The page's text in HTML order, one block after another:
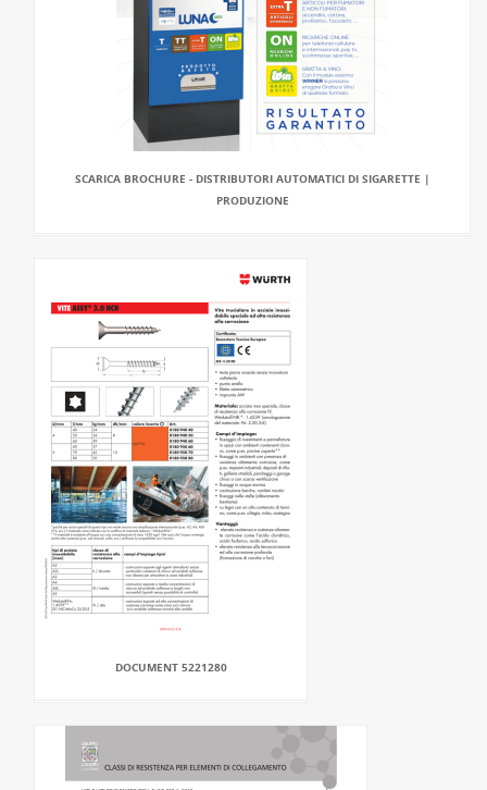
SCARICA BROCHURE - DISTRIBUTORI AUTOMATICI DI SIGARETTE |
PRODUZIONE
DOCUMENT 5221280